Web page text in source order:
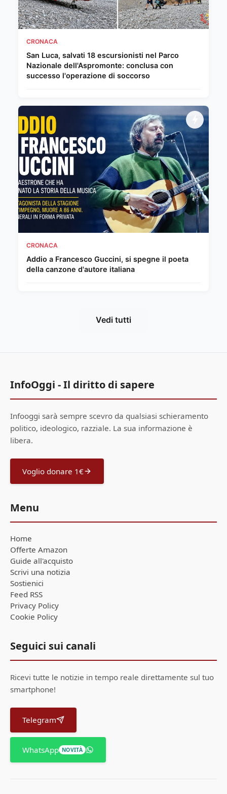
CRONACA
San Luca, salvati 18 escursionisti nel Parco
Nazionale dell'Aspromonte: conclusa con
successo l'operazione di soccorso
CRONACA
Addio a Francesco Guccini, si spegne il poeta
della canzone d'autore italiana
Vedi tutti
InfoOggi - Il diritto di sapere
Infooggi sarà sempre scevro da qualsiasi schieramento
politico, ideologico, razziale. La sua informazione è
libera.
Voglio donare 1€
Menu
Home
Offerte Amazon
Guide all'acquisto
Scrivi una notizia
Sostienici
Feed RSS
Privacy Policy
Cookie Policy
Seguici sui canali
Ricevi tutte le notizie in tempo reale direttamente sul tuo
smartphone!
Telegram
WhatsApp NOVITÀ